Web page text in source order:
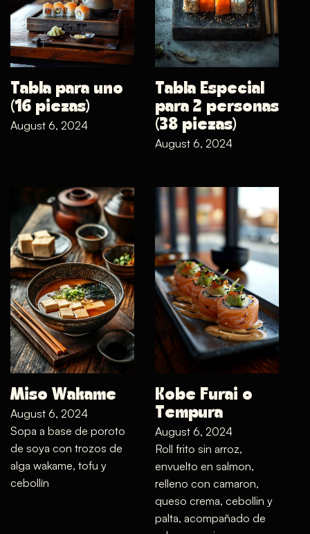
Tabla para uno
(16 piezas)
August 6, 2024
Tabla Especial
para 2 personas
(38 piezas)
August 6, 2024
Miso Wakame
August 6, 2024
Sopa a base de poroto
de soya con trozos de
alga wakame, tofu y
cebollín
Kobe Furai o
Tempura
August 6, 2024
Roll frito sin arroz,
envuelto en salmon,
relleno con camaron,
queso crema, cebollin y
palta, acompañado de